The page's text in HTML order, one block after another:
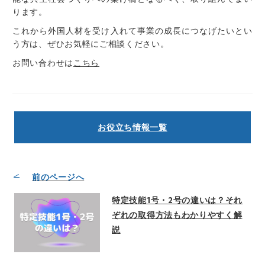
ります。
これから外国人材を受け入れて事業の成長につなげたいとい
う方は、ぜひお気軽にご相談ください。
お問い合わせはこちら
お役立ち情報一覧
前のページへ
特定技能1号・2号の違いは？それ
ぞれの取得方法もわかりやすく解
説